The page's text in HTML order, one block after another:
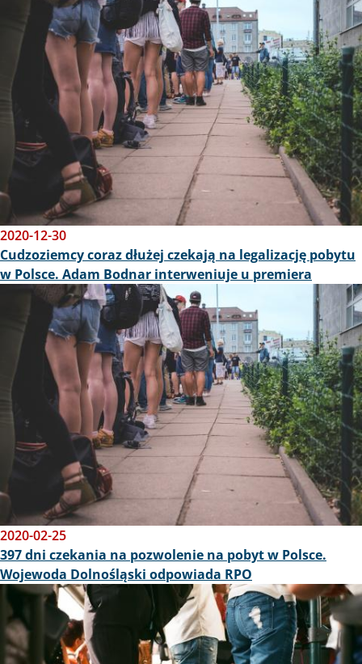
2020-12-30
Cudzoziemcy coraz dłużej czekają na legalizację pobytu
w Polsce. Adam Bodnar interweniuje u premiera
2020-02-25
397 dni czekania na pozwolenie na pobyt w Polsce.
Wojewoda Dolnośląski odpowiada RPO
Obraz